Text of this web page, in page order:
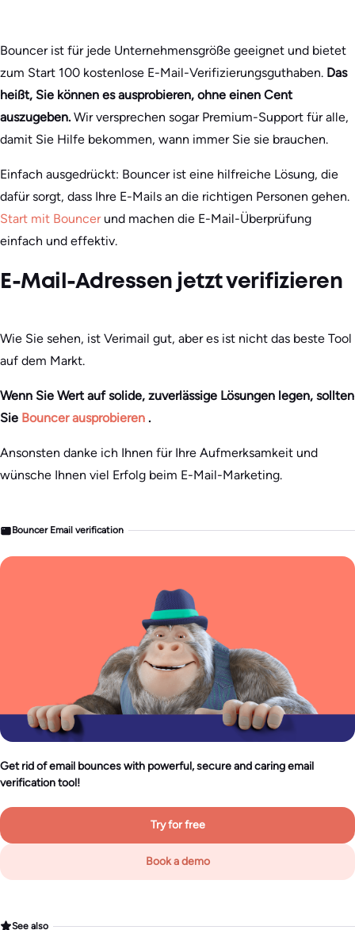
Bouncer ist für jede Unternehmensgröße geeignet und bietet
zum Start 100 kostenlose E-Mail-Verifizierungsguthaben. Das
heißt, Sie können es ausprobieren, ohne einen Cent
auszugeben. Wir versprechen sogar Premium-Support für alle,
damit Sie Hilfe bekommen, wann immer Sie sie brauchen.
Einfach ausgedrückt: Bouncer ist eine hilfreiche Lösung, die
dafür sorgt, dass Ihre E-Mails an die richtigen Personen gehen.
Start mit Bouncer und machen die E-Mail-Überprüfung
einfach und effektiv.
E-Mail-Adressen jetzt verifizieren
Wie Sie sehen, ist Verimail gut, aber es ist nicht das beste Tool
auf dem Markt.
Wenn Sie Wert auf solide, zuverlässige Lösungen legen, sollten
Sie Bouncer ausprobieren .
Ansonsten danke ich Ihnen für Ihre Aufmerksamkeit und
wünsche Ihnen viel Erfolg beim E-Mail-Marketing.
Bouncer Email verification
Get rid of email bounces with powerful, secure and caring email
verification tool!
Try for free
Book a demo
See also